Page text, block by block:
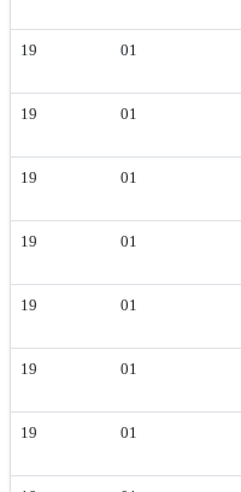
19 01
19 01
19 01
19 01
19 01
19 01
19 01